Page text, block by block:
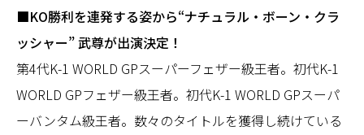
■KO勝利を連発する姿から“ナチュラル・ボーン・クラ
ッシャー” 武尊が出演決定！
第4代K-1 WORLD GPスーパーフェザー級王者。初代K-1
WORLD GPフェザー級王者。初代K-1 WORLD GPスーパ
ーバンタム級王者。数々のタイトルを獲得し続けている